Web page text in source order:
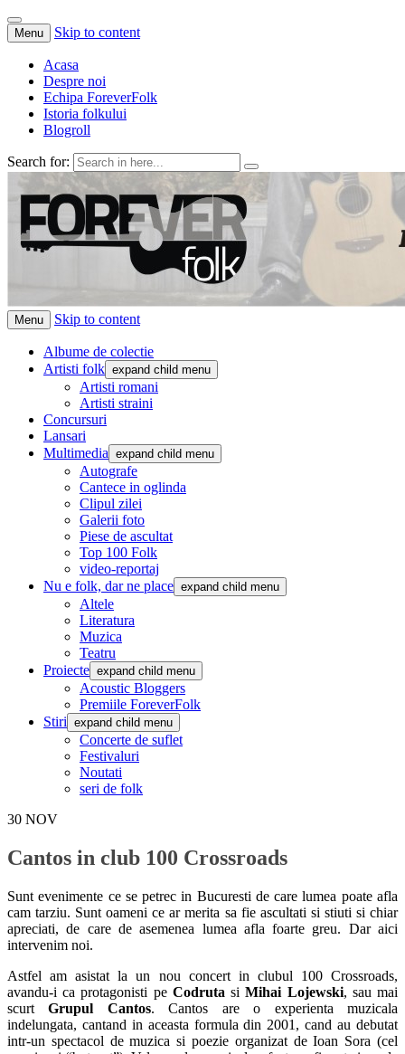
Menu Skip to content
Acasa
Despre noi
Echipa ForeverFolk
Istoria folkului
Blogroll
Search for:
ForeverFolk
Muzica sufletului tau
Menu Skip to content
Albume de colectie
Artisti folk expand child menu
Artisti romani
Artisti straini
Concursuri
Lansari
Multimedia expand child menu
Autografe
Cantece in oglinda
Clipul zilei
Galerii foto
Piese de ascultat
Top 100 Folk
video-reportaj
Nu e folk, dar ne place expand child menu
Altele
Literatura
Muzica
Teatru
Proiecte expand child menu
Acoustic Bloggers
Premiile ForeverFolk
Stiri expand child menu
Concerte de suflet
Festivaluri
Noutati
seri de folk
30 NOV
Cantos in club 100 Crossroads
Sunt evenimente ce se petrec in Bucuresti de care lumea poate afla
cam tarziu. Sunt oameni ce ar merita sa fie ascultati si stiuti si chiar
apreciati, de care de asemenea lumea afla foarte greu. Dar aici
intervenim noi.
Astfel am asistat la un nou concert in clubul 100 Crossroads,
avandu-i ca protagonisti pe Codruta siMihai Lojewski, sau mai
scurtGrupul Cantos. Cantos are o experienta muzicala
indelungata, cantand in aceasta formula din 2001, cand au debutat
intr-un spectacol de muzica si poezie organizat de Ioan Sora (cel